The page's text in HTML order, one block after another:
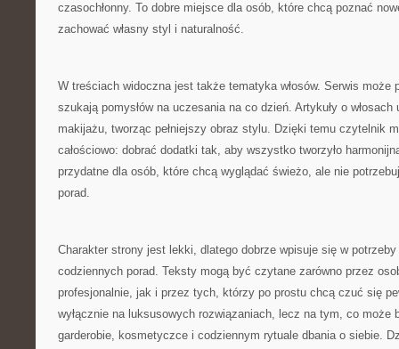
czasochłonny. To dobre miejsce dla osób, które chcą poznać
zachować własny styl i naturalność.
W treściach widoczna jest także tematyka włosów. Serwis może
szukają pomysłów na uczesania na co dzień. Artykuły o włosach
makijażu, tworząc pełniejszy obraz stylu. Dzięki temu czytelnik
całościowo: dobrać dodatki tak, aby wszystko tworzyło
przydatne dla osób, które chcą wyglądać świeżo, ale nie
porad.
Charakter strony jest lekki, dlatego dobrze wpisuje się w
codziennych porad. Teksty mogą być czytane zarówno przez
profesjonalnie, jak i przez tych, którzy po prostu chcą czuć się
wyłącznie na luksusowych rozwiązaniach, lecz na tym, co może
garderobie, kosmetyczce i codziennym rytuale dbania o siebie.